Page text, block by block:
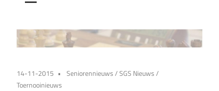
14-11-2015 Seniorennieuws/SGS Nieuws/
Toernooinieuws